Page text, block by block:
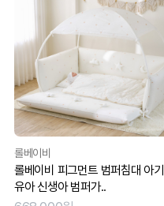
롤베이비
롤베이비 피그먼트 범퍼침대 아기
유아 신생아 범퍼가..